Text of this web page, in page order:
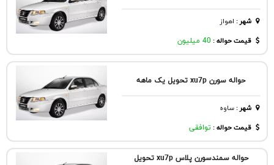
شهر: اهواز
قیمت حواله : 40 میلیون
حواله سورن xu7p تحویل یک ماهه
شهر:ساوه
قیمت حواله : توافقی
حواله سمندسورن پلاس xu7p تحویل